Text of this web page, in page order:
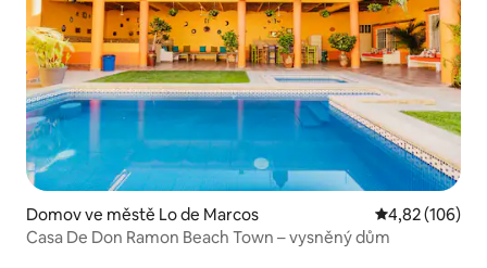
Domov ve městě Lo de Marcos Průměrné
4,82 (106)
Casa De Don Ramon Beach Town – vysněný dům